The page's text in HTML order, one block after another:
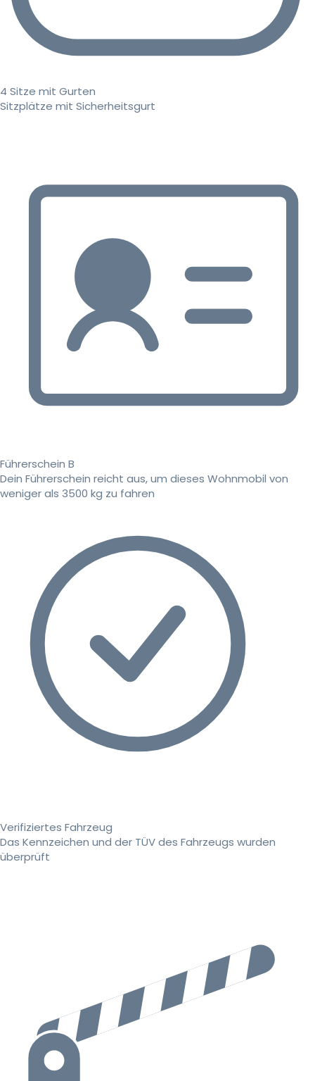
4 Sitze mit Gurten
Sitzplätze mit Sicherheitsgurt
Führerschein B
Dein Führerschein reicht aus, um dieses Wohnmobil von
weniger als 3500 kg zu fahren
Verifiziertes Fahrzeug
Das Kennzeichen und der TÜV des Fahrzeugs wurden
überprüft